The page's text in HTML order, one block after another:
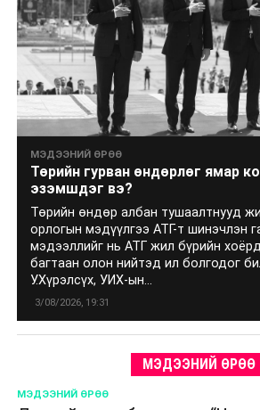
МЭДЭЭНИЙ ӨРӨӨ
Төрийн гурван өндөрлөг ямар
эзэмшдэг вэ?
Төрийн өндөр албан тушаалтнууд
орлогын мэдүүлгээ АТГ-т шинэчлэн
мэдээллийг нь АТГ жил бүрийн
багтаан олон нийтэд ил болгодог
У.Хүрэлсүх, УИХ-ын...
3/08/2026, 19:31
МЭДЭЭНИЙ ӨРӨӨ
МЭДЭЭНИЙ ӨРӨӨ